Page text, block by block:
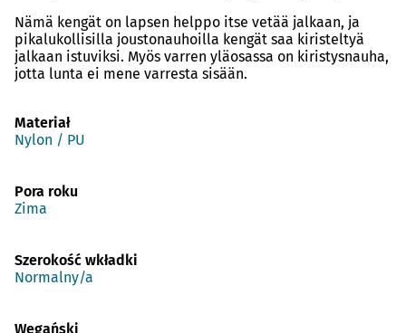
Nämä kengät on lapsen helppo itse vetää jalkaan, ja
pikalukollisilla joustonauhoilla kengät saa kiristeltyä
jalkaan istuviksi. Myös varren yläosassa on kiristysnauha,
jotta lunta ei mene varresta sisään.
Materiał
Nylon / PU
Pora roku
Zima
Szerokość wkładki
Normalny/a
Wegański